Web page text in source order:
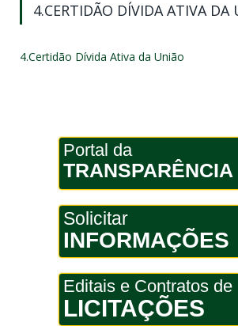
4.CERTIDÃO DÍVIDA ATIVA DA
4.Certidão Dívida Ativa da União
Portal da
TRANSPARÊNCIA
Solicitar
INFORMAÇÕES
Editais e Contratos de
LICITAÇÕES